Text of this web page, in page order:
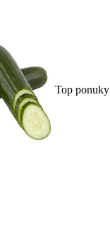
Top ponuky